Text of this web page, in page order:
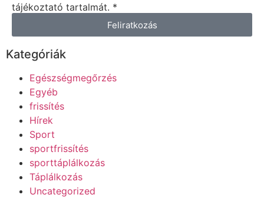
tájékoztató tartalmát. *
Feliratkozás
Kategóriák
Egészségmegőrzés
Egyéb
frissítés
Hírek
Sport
sportfrissítés
sporttáplálkozás
Táplálkozás
Uncategorized